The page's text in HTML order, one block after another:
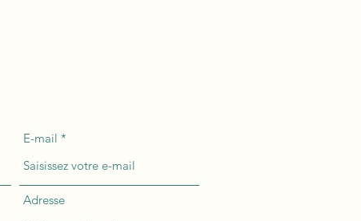
E-mail
Adresse